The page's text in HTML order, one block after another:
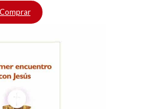
Comprar